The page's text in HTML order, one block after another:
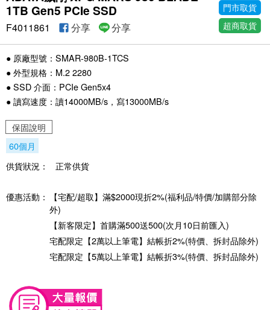
1TB Gen5 PCIe SSD
門市取貨
超商取貨
F4011861 分享 分享
● 原廠型號：SMAR-980B-1TCS
● 外型規格：M.2 2280
● SSD 介面：PCIe Gen5x4
● 讀寫速度：讀14000MB/s，寫13000MB/s
保固說明
60個月
供貨狀況：
正常供貨
優惠活動：
【宅配/超取】滿$2000現折2%(福利品/特價/加購部分除
外)
【新客限定】首購滿500送500(次月10日前匯入)
宅配限定【2萬以上筆電】結帳折2%(特價、拆封品除外)
宅配限定【5萬以上筆電】結帳折3%(特價、拆封品除外)